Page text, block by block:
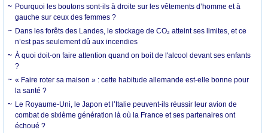
Pourquoi les boutons sont-ils à droite sur les vêtements d’homme et à
gauche sur ceux des femmes ?
Dans les forêts des Landes, le stockage de CO₂ atteint ses limites, et ce
n’est pas seulement dû aux incendies
À quoi doit-on faire attention quand on boit de l'alcool devant ses enfants
?
« Faire roter sa maison » : cette habitude allemande est-elle bonne pour
la santé ?
Le Royaume-Uni, le Japon et l’Italie peuvent-ils réussir leur avion de
combat de sixième génération là où la France et ses partenaires ont
échoué ?